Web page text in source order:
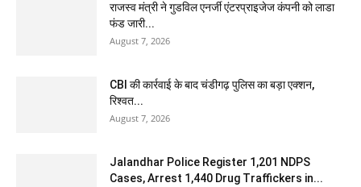
राजस्व मंत्री ने गुडविल एनर्जी एंटरप्राइजेज कंपनी को लाडा
फंड जारी...
August 7, 2026
CBI की कार्रवाई के बाद चंडीगढ़ पुलिस का बड़ा एक्शन,
रिश्वत...
August 7, 2026
Jalandhar Police Register 1,201 NDPS
Cases, Arrest 1,440 Drug Traffickers in...